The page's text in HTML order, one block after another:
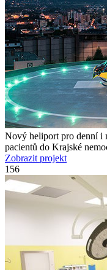
Nový heliport pro denní i
pacientů do Krajské
Zobrazit projekt
156